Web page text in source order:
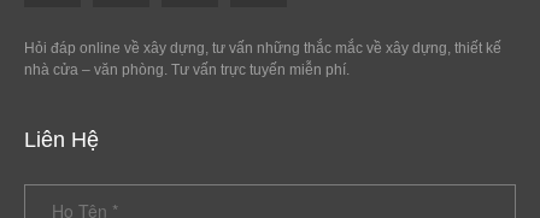
Hỏi đáp online về xây dựng, tư vấn những thắc mắc về xây dựng, thiết kế
nhà cửa – văn phòng. Tư vấn trực tuyến miễn phí.
Liên Hệ